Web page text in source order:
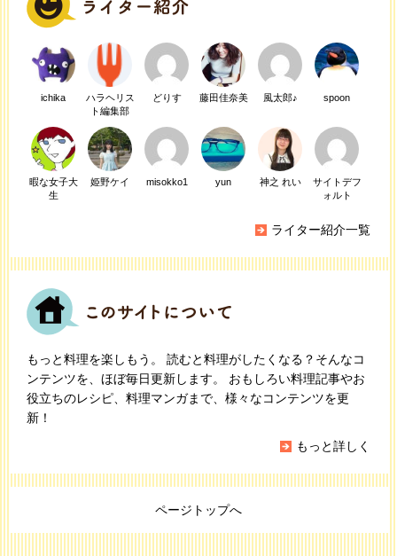
ichika
ハラヘリス
ト編集部
どりす 藤田佳奈美 風太郎♪ spoon
暇な女子大
生
姫野ケイ misokko1 yun 神之 れい
サイトデフ
ォルト
ライター紹介一覧
もっと料理を楽しもう。 読むと料理がしたくなる？そんなコ
ンテンツを、ほぼ毎日更新します。 おもしろい料理記事やお
役立ちのレシピ、料理マンガまで、様々なコンテンツを更
新！
もっと詳しく
ページトップへ